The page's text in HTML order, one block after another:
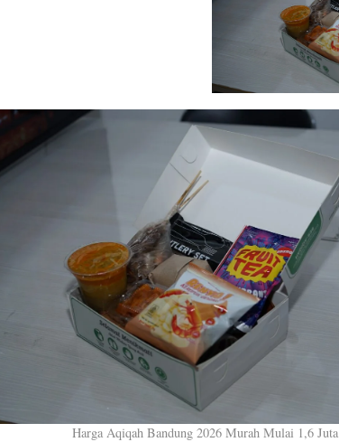
Harga Aqiqah Bandung 2026 Murah Mulai 1,6 Juta